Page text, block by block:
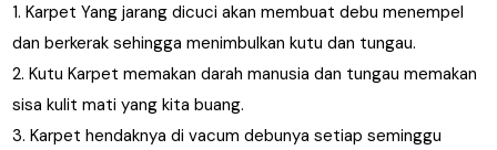
1. Karpet Yang jarang dicuci akan membuat debu menempel
dan berkerak sehingga menimbulkan kutu dan tungau.
2. Kutu Karpet memakan darah manusia dan tungau memakan
sisa kulit mati yang kita buang.
3. Karpet hendaknya di vacum debunya setiap seminggu